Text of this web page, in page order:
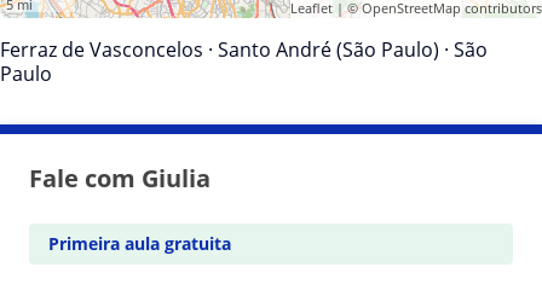
5 mi Leaflet| ©OpenStreetMap contributors
Ferraz de Vasconcelos · Santo André (São Paulo) · São
Paulo
Fale com Giulia
Primeira aula gratuita